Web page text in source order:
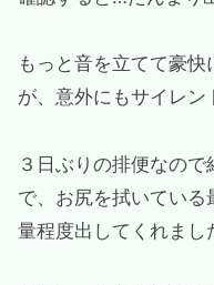
もっと音を立てて豪
が、意外にもサイレン
３日ぶりの排便なの
で、お尻を拭いてい
量程度出してくれまし